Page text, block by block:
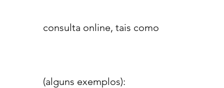
consulta online, tais como
(alguns exemplos):